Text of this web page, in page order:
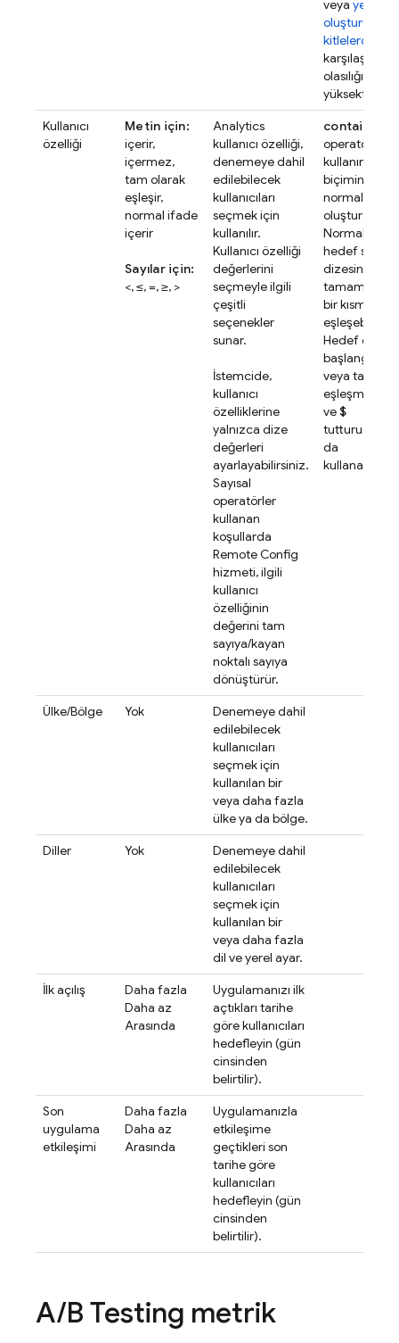
veya yeni
oluşturulan
kitlelerde
karşılaşma
olasılığınız
yüksektir.
Kullanıcı
özelliği
Metin için:
içerir,
içermez,
tam olarak
eşleşir,
normal ifade
içerir
Sayılar için:
<, ≤, =, ≥, >
Analytics
kullanıcı özelliği,
denemeye dahil
edilebilecek
kullanıcıları
seçmek için
kullanılır.
Kullanıcı özelliği
değerlerini
seçmeyle ilgili
çeşitli
seçenekler
sunar.
İstemcide,
kullanıcı
özelliklerine
yalnızca dize
değerleri
ayarlayabilirsiniz.
Sayısal
operatörler
kullanan
koşullarda
Remote Config
hizmeti, ilgili
kullanıcı
özelliğinin
değerini tam
sayıya/kayan
noktalı sayıya
dönüştürür.
contains
operatörünü
kullanırken
biçiminde
normal
Normal
hedef sürüm
dizesinin
tamamıyla
bir kısmıyla
eşleşebilir.
Hedef
başlangıcı,
veya
eşleşmek
ve$
da
Ülke/Bölge Yok
Denemeye dahil
edilebilecek
kullanıcıları
seçmek için
kullanılan bir
veya daha fazla
ülke ya da bölge.
Diller
Yok
Denemeye dahil
edilebilecek
kullanıcıları
seçmek için
kullanılan bir
veya daha fazla
dil ve yerel ayar.
İlk açılış
Daha fazla
Daha az
Arasında
Uygulamanızı ilk
açtıkları tarihe
göre kullanıcıları
hedefleyin (gün
cinsinden
belirtilir).
Son
uygulama
etkileşimi
Daha fazla
Daha az
Arasında
Uygulamanızla
etkileşime
geçtikleri son
tarihe göre
kullanıcıları
hedefleyin (gün
cinsinden
belirtilir).
A/B Testing metrik